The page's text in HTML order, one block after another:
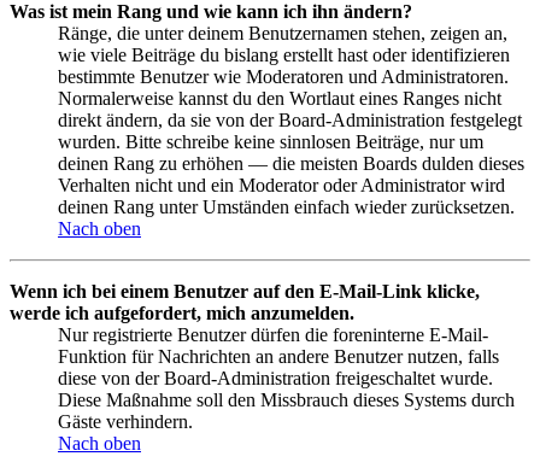
Was ist mein Rang und wie kann ich ihn ändern?
Ränge, die unter deinem Benutzernamen stehen, zeigen an,
wie viele Beiträge du bislang erstellt hast oder identifizieren
bestimmte Benutzer wie Moderatoren und Administratoren.
Normalerweise kannst du den Wortlaut eines Ranges nicht
direkt ändern, da sie von der Board-Administration festgelegt
wurden. Bitte schreibe keine sinnlosen Beiträge, nur um
deinen Rang zu erhöhen — die meisten Boards dulden dieses
Verhalten nicht und ein Moderator oder Administrator wird
deinen Rang unter Umständen einfach wieder zurücksetzen.
Nach oben
Wenn ich bei einem Benutzer auf den E-Mail-Link klicke,
werde ich aufgefordert, mich anzumelden.
Nur registrierte Benutzer dürfen die foreninterne E-Mail-
Funktion für Nachrichten an andere Benutzer nutzen, falls
diese von der Board-Administration freigeschaltet wurde.
Diese Maßnahme soll den Missbrauch dieses Systems durch
Gäste verhindern.
Nach oben